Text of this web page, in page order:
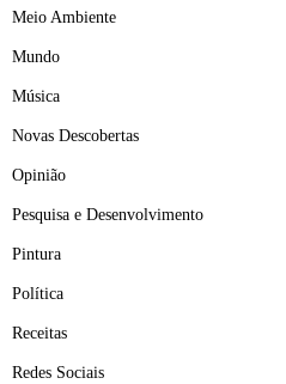
Meio Ambiente
Mundo
Música
Novas Descobertas
Opinião
Pesquisa e Desenvolvimento
Pintura
Política
Receitas
Redes Sociais